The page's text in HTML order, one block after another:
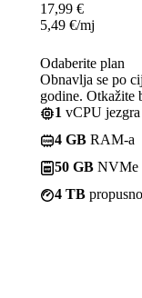
17,99 €
5,49 €/mj
Odaberite plan
Obnavlja se po
godine. Otkažite
1 vCPU jezgra
4 GB RAM-a
50 GB NVMe
4 TB